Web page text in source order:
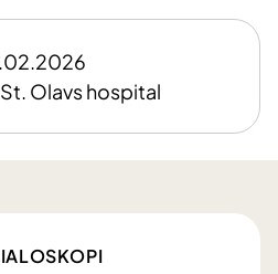
St. Olavs hospital